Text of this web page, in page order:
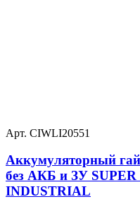
Арт. CIWLI20551
Аккумуляторный
без АКБ и ЗУ
INDUSTRIAL